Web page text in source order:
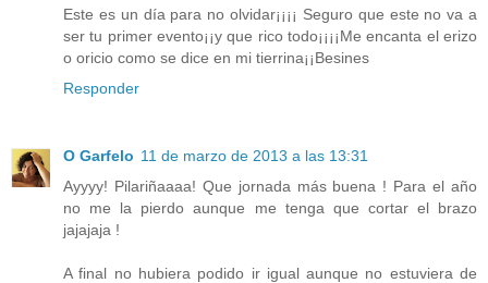
Este es un día para no olvidar¡¡¡¡ Seguro que este no va a
ser tu primer evento¡¡y que rico todo¡¡¡¡Me encanta el erizo
o oricio como se dice en mi tierrina¡¡Besines
Responder
O Garfelo 11 de marzo de 2013 a las 13:31
Ayyyy! Pilariñaaaa! Que jornada más buena ! Para el año
no me la pierdo aunque me tenga que cortar el brazo
jajajaja !
A final no hubiera podido ir igual aunque no estuviera de